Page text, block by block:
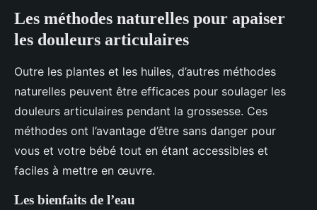
Les méthodes naturelles pour apaiser
les douleurs articulaires
Outre les plantes et les huiles, d’autres méthodes
naturelles peuvent être efficaces pour soulager les
douleurs articulaires pendant la grossesse. Ces
méthodes ont l’avantage d’être sans danger pour
vous et votre bébé tout en étant accessibles et
faciles à mettre en œuvre.
Les bienfaits de l’eau